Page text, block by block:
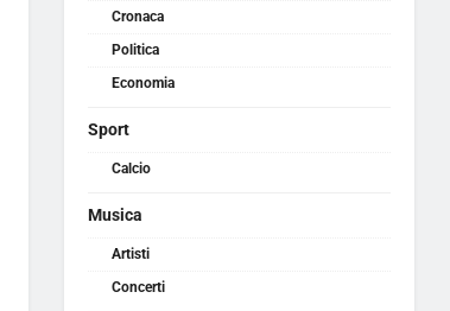
Cronaca
Politica
Economia
Sport
Calcio
Musica
Artisti
Concerti